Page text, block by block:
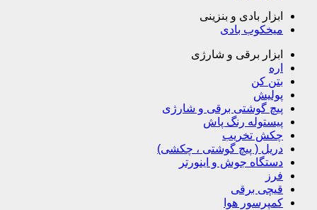
ابزار بادی و بنزینی
میخکوب بادی
ابزار برقی و شارژی
اره
بتن کن
پولیش
پیچ گوشتی برقی و شارژی
پیستوله رنگ پاش
چکش تخریب
دریل ( پیچ گوشتی ، چکشی)
دستگاه جوش و اینورتر
فرز
قیچی برقی
کمپرسور هوا